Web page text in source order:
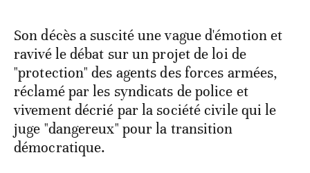
Son décès a suscité une vague d'émotion et
ravivé le débat sur un projet de loi de
"protection" des agents des forces armées,
réclamé par les syndicats de police et
vivement décrié par la société civile qui le
juge "dangereux" pour la transition
démocratique.